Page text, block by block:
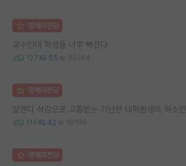
명예의전당
교수인데 학생들 너무 빡친다
127 55 50164
명예의전당
알앤디 삭감으로 고통받는 가난한 대학원생의 하소연
114 42 18186
명예의전당